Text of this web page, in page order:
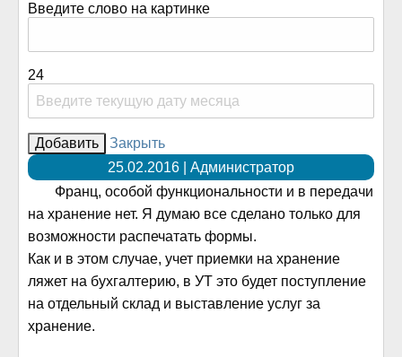
Введите слово на картинке
24
Закрыть
25.02.2016 | Администратор
Франц, особой функциональности и в передачи
на хранение нет. Я думаю все сделано только для
возможности распечатать формы.
Как и в этом случае, учет приемки на хранение
ляжет на бухгалтерию, в УТ это будет поступление
на отдельный склад и выставление услуг за
хранение.